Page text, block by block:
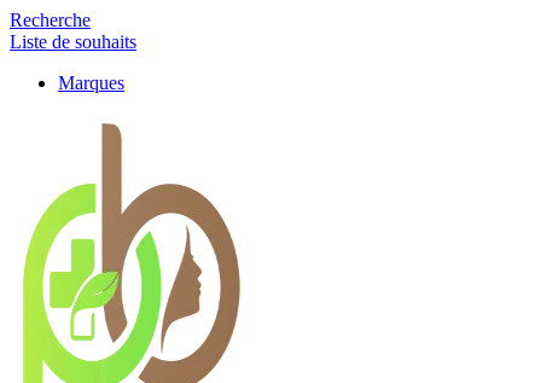
Recherche
Liste de souhaits
Marques